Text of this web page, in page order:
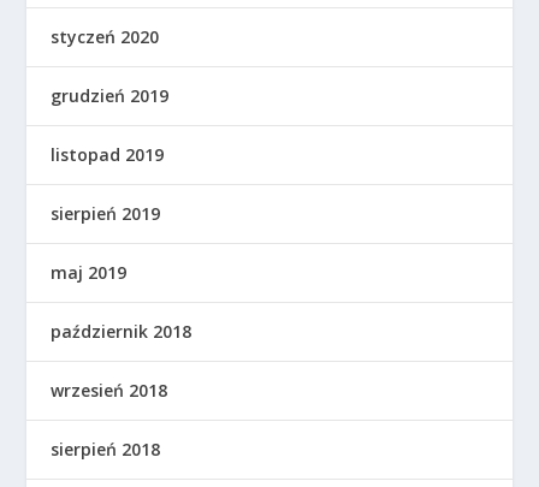
styczeń 2020
grudzień 2019
listopad 2019
sierpień 2019
maj 2019
październik 2018
wrzesień 2018
sierpień 2018